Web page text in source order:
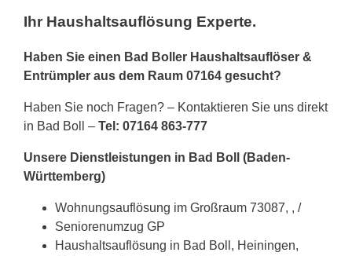
Ihr Haushaltsauflösung Experte.
Haben Sie einen Bad Boller Haushaltsauflöser &
Entrümpler aus dem Raum 07164 gesucht?
Haben Sie noch Fragen? – Kontaktieren Sie uns direkt
in Bad Boll – Tel: 07164 863-777
Unsere Dienstleistungen in Bad Boll (Baden-
Württemberg)
Wohnungsauflösung im Großraum 73087, , /
Seniorenumzug GP
Haushaltsauflösung in Bad Boll, Heiningen,